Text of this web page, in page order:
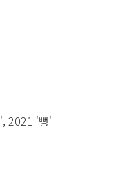
2021 '뻥'